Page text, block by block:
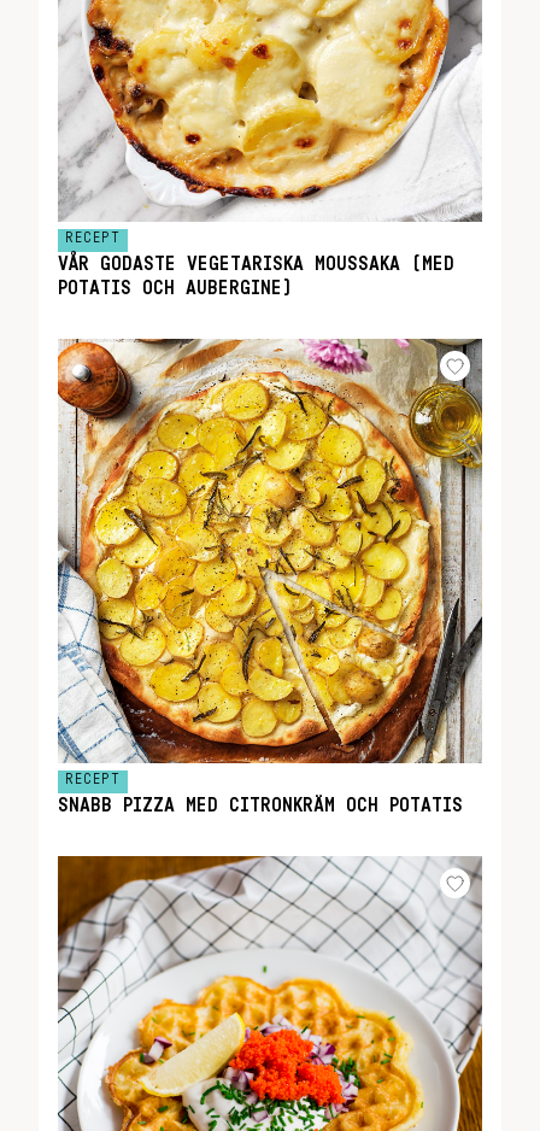
RECEPT
VÅR GODASTE VEGETARISKA MOUSSAKA (MED
POTATIS OCH AUBERGINE)
RECEPT
SNABB PIZZA MED CITRONKRÄM OCH POTATIS